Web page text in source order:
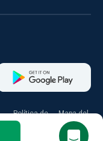
Política de
Mapa del
sitio